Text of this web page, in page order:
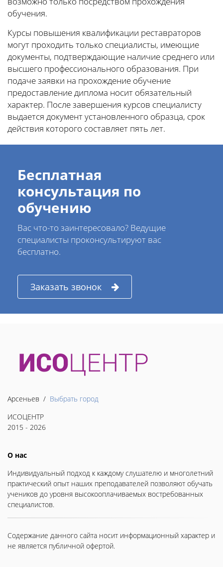
обучения.
Курсы повышения квалификации реставраторов
могут проходить только специалисты, имеющие
документы, подтверждающие наличие среднего или
высшего профессионального образования. При
подаче заявки на прохождение обучение
предоставление диплома носит обязательный
характер. После завершения курсов специалисту
выдается документ установленного образца, срок
действия которого составляет пять лет.
Бесплатная
консультация по
обучению
Вас что-то заинтересовало? Ведущие
специалисты проконсультируют вас
бесплатно.
Заказать звонок
Арсеньев / Выбрать город
ИСОЦЕНТР
2015 - 2026
О нас
Индивидуальный подход к каждому слушателю и многолетний
практический опыт наших преподавателей позволяют обучать
учеников до уровня высокооплачиваемых востребованных
специалистов.
Содержание данного сайта носит информационный характер и
не является публичной офертой.